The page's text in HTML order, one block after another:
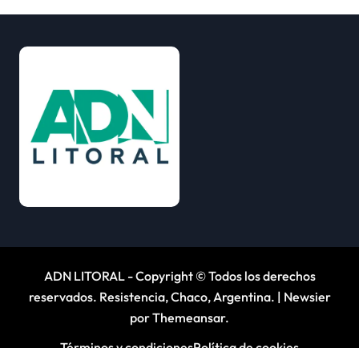
ADN LITORAL - Copyright © Todos los derechos
reservados. Resistencia, Chaco, Argentina. | Newsier
porThemeansar.